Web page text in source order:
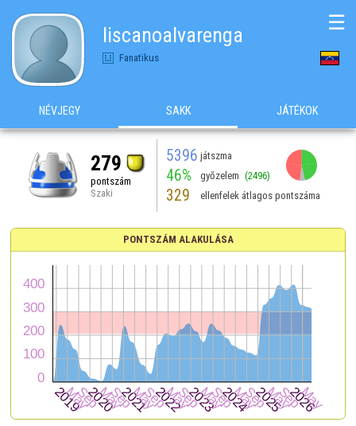
liscanoalvarenga
Fanatikus
☰
NÉVJEGY SAKK JÁTÉKOK
279
pontszám
Szaki
5396 játszma
46% győzelem (2496)
329 ellenfelek átlagos pontszáma
PONTSZÁM ALAKULÁSA